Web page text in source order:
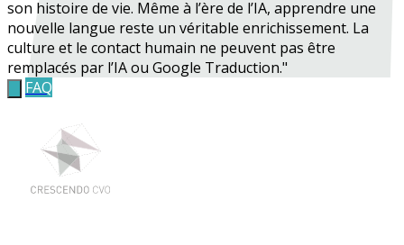
son histoire de vie. Même à l’ère de l’IA, apprendre une
nouvelle langue reste un véritable enrichissement. La
culture et le contact humain ne peuvent pas être
remplacés par l’IA ou Google Traduction."
FAQ